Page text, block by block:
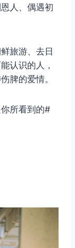
人、偶遇初
旅游、去日
认识的人，
脾的爱情。
所看到的#